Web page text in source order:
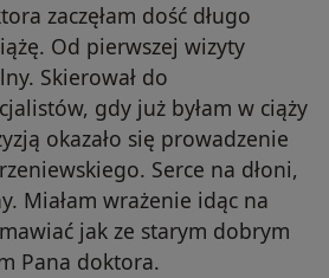
zaczęłam dość długo
Od pierwszej wizyty
Skierował do
gdy już byłam w ciąży
okazało się prowadzenie
Serce na dłoni,
Miałam wrażenie idąc na
jak ze starym dobrym
Pana doktora.